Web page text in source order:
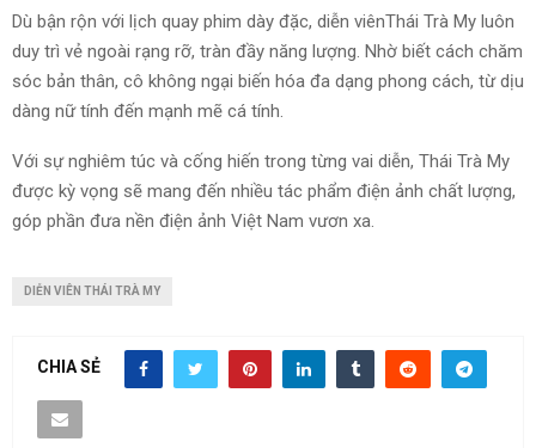
Dù bận rộn với lịch quay phim dày đặc, diễn viênThái Trà My luôn
duy trì vẻ ngoài rạng rỡ, tràn đầy năng lượng. Nhờ biết cách chăm
sóc bản thân, cô không ngại biến hóa đa dạng phong cách, từ dịu
dàng nữ tính đến mạnh mẽ cá tính.
Với sự nghiêm túc và cống hiến trong từng vai diễn, Thái Trà My
được kỳ vọng sẽ mang đến nhiều tác phẩm điện ảnh chất lượng,
góp phần đưa nền điện ảnh Việt Nam vươn xa.
DIỄN VIÊN THÁI TRÀ MY
CHIA SẺ